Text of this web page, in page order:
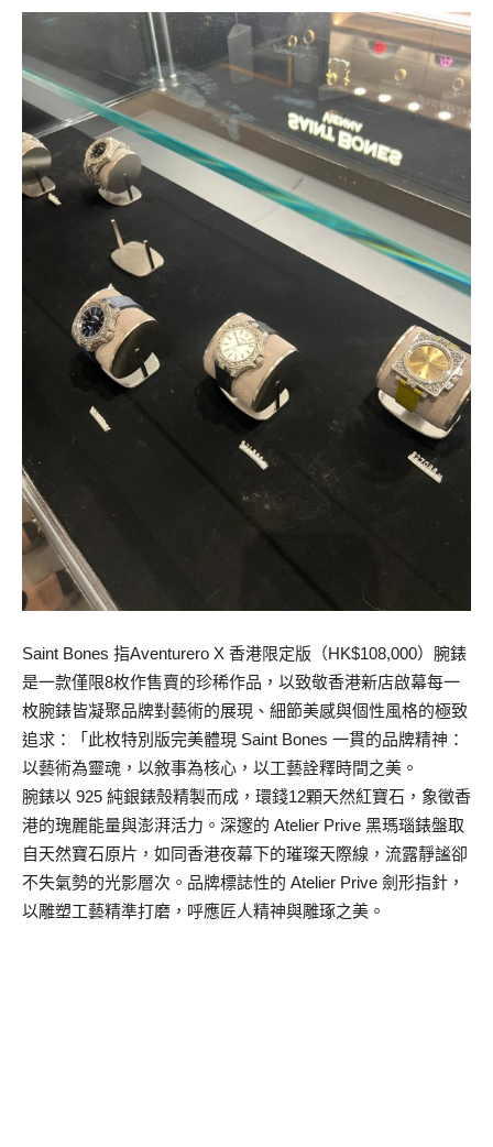
Saint Bones 指Aventurero X 香港限定版（HK$108,000）腕錶
是一款僅限8枚作售賣的珍稀作品，以致敬香港新店啟幕每一
枚腕錶皆凝聚品牌對藝術的展現、細節美感與個性風格的極致
追求：「此枚特別版完美體現 Saint Bones 一貫的品牌精神：
以藝術為靈魂，以敘事為核心，以工藝詮釋時間之美。
腕錶以 925 純銀錶殼精製而成，環錢12顆天然紅寶石，象徵香
港的瑰麗能量與澎湃活力。深邃的 Atelier Prive 黑瑪瑙錶盤取
自天然寶石原片，如同香港夜幕下的璀璨天際線，流露靜謐卻
不失氣勢的光影層次。品牌標誌性的 Atelier Prive 劍形指針，
以雕塑工藝精準打磨，呼應匠人精神與雕琢之美。